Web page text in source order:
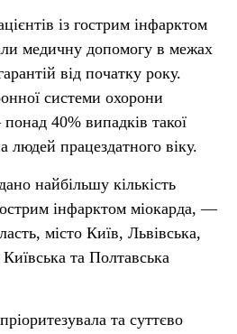
із гострим інфарктом
медичну допомогу в межах
від початку року.
системи охорони
40% випадків такої
людей працездатного віку.
найбільшу кількість
інфарктом міокарда, —
місто Київ, Львівська,
та Полтавська
та суттєво